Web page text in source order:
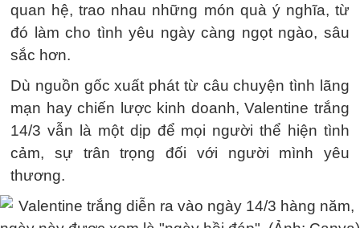
quan hệ, trao nhau những món quà ý nghĩa, từ
đó làm cho tình yêu ngày càng ngọt ngào, sâu
sắc hơn.
Dù nguồn gốc xuất phát từ câu chuyện tình lãng
mạn hay chiến lược kinh doanh, Valentine trắng
14/3 vẫn là một dịp để mọi người thể hiện tình
cảm, sự trân trọng đối với người mình yêu
thương.